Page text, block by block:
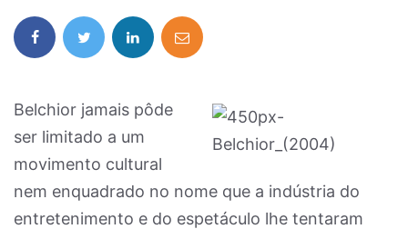
Belchior jamais pôde
ser limitado a um
movimento cultural
nem enquadrado no nome que a indústria do
entretenimento e do espetáculo lhe tentaram